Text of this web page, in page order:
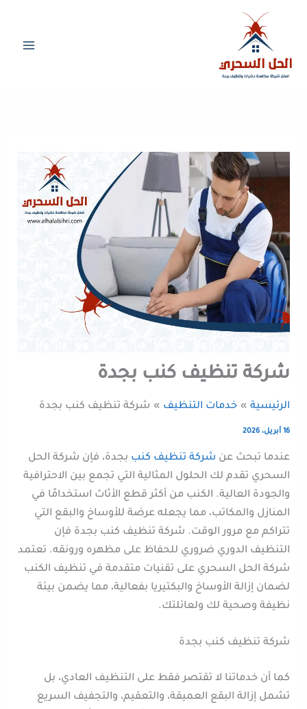
المحتوى
شركة تنظيف كنب بجدة
الرئيسية خدمات التنظيف شركة تنظيف كنب بجدة
16 أبريل، 2026
عندما تبحث عن شركة تنظيف كنب بجدة، فإن شركة الحل
السحري تقدم لك الحلول المثالية التي تجمع بين الاحترافية
والجودة العالية. الكنب من أكثر قطع الأثاث استخدامًا في
المنازل والمكاتب، مما يجعله عرضة للأوساخ والبقع التي
تتراكم مع مرور الوقت. شركة تنظيف كنب بجدة فإن
التنظيف الدوري ضروري للحفاظ على مظهره ورونقه. تعتمد
شركة الحل السحري على تقنيات متقدمة في تنظيف الكنب
لضمان إزالة الأوساخ والبكتيريا بفعالية، مما يضمن بيئة
نظيفة وصحية لك ولعائلتك.
شركة تنظيف كنب بجدة
كما أن خدماتنا لا تقتصر فقط على التنظيف العادي، بل
تشمل إزالة البقع العميقة، والتعقيم، والتجفيف السريع